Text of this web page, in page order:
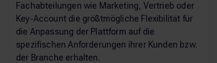
Fachabteilungen wie Marketing, Vertrieb oder
Key-Account die größtmögliche Flexibilität für
die Anpassung der Plattform auf die
spezifischen Anforderungen ihrer Kunden bzw.
der Branche erhalten.